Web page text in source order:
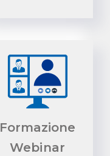
Formazione
Webinar